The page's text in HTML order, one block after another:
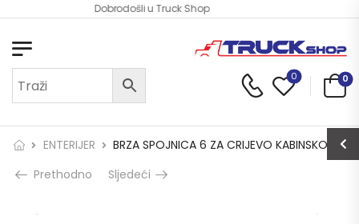
Dobrodošli u Truck Shop
0 0
ENTERIJER
BRZA SPOJNICA 6 ZA CRIJEVO KABINSKO
Prethodno
Sljedeći